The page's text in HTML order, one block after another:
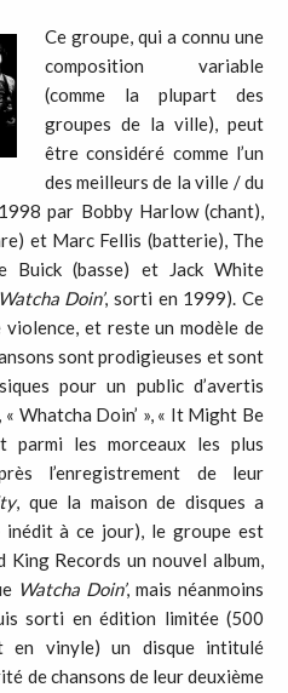
Ce groupe, qui a connu une
composition variable
(comme la plupart des
groupes de la ville), peut
être considéré comme l’un
des meilleurs de la ville / du
par Bobby Harlow (chant),
et Marc Fellis (batterie), The
Buick (basse) et Jack White
Watcha Doin’, sorti en 1999). Ce
et reste un modèle de
sont prodigieuses et sont
pour un public d’avertis
Whatcha Doin’ », « It Might Be
parmi les morceaux les plus
l’enregistrement de leur
, que la maison de disques a
inédit à ce jour), le groupe est
Records un nouvel album,
Watcha Doin’, mais néanmoins
sorti en édition limitée (500
en vinyle) un disque intitulé
de chansons de leur deuxième